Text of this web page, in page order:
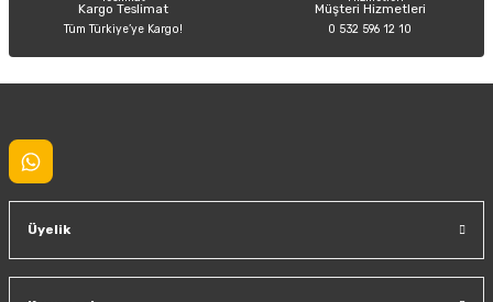
Kargo Teslimat
Tüm Türkiye’ye Kargo!
Müşteri Hizmetleri
0 532 596 12 10
Üyelik